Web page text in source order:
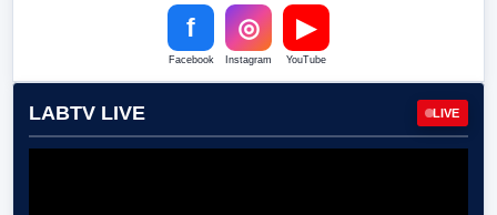
f
Facebook
◎
Instagram
▶
YouTube
LABTV LIVE LIVE